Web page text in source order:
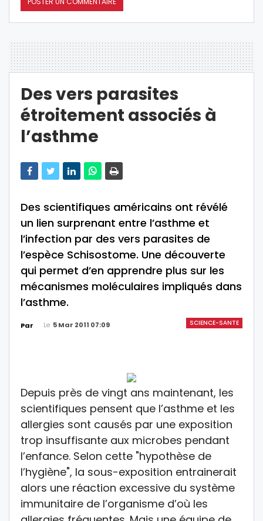
Des vers parasites
étroitement associés à
l’asthme
Des scientifiques américains ont révélé
un lien surprenant entre l’asthme et
l’infection par des vers parasites de
l’espèce Schisostome. Une découverte
qui permet d’en apprendre plus sur les
mécanismes moléculaires impliqués dans
l’asthme.
SCIENCE-SANTE
Par Le 5 Mar 2011 07:09
Depuis près de vingt ans maintenant, les
scientifiques pensent que l’asthme et les
allergies sont causés par une exposition
trop insuffisante aux microbes pendant
l’enfance. Selon cette "hypothèse de
l’hygiène", la sous-exposition entrainerait
alors une réaction excessive du système
immunitaire de l’organisme d’où les